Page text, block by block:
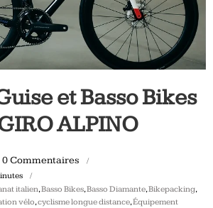
et Basso Bikes
ALPINO
0 Commentaires
italien,Basso Bikes,Basso Diamante,Bikepacking,
vélo,cyclisme longue distance,Équipement